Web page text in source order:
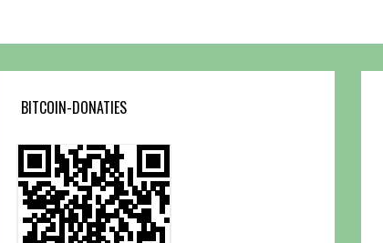
BITCOIN-DONATIES